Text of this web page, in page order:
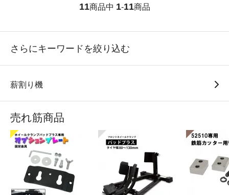
11商品中 1-11商品
さらにキーワードを絞り込む
薪割り機
売れ筋商品